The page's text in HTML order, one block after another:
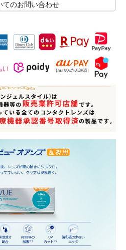
てのお問い合わせ